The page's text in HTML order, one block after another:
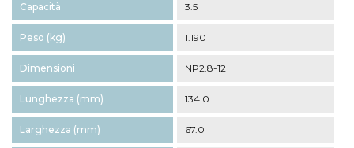
Capacità 3.5
Peso (kg) 1.190
Dimensioni NP2.8-12
Lunghezza (mm) 134.0
Larghezza (mm) 67.0